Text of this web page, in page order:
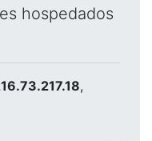
hospedados
,